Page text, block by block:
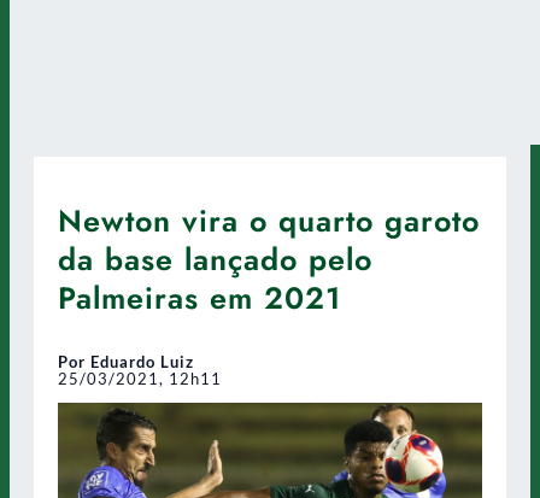
Newton vira o quarto garoto
da base lançado pelo
Palmeiras em 2021
Por Eduardo Luiz
25/03/2021, 12h11